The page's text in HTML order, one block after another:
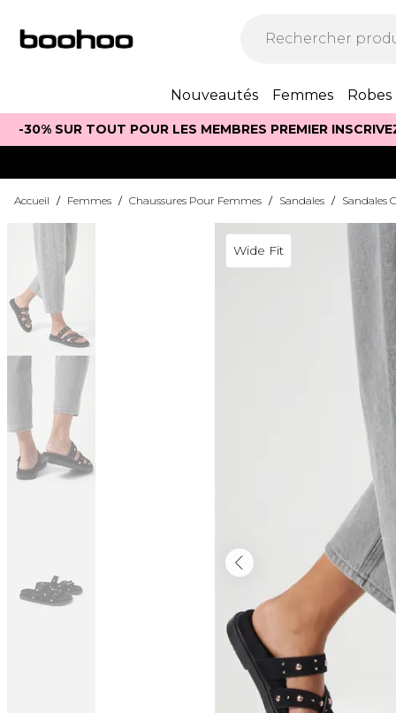
Nouveautés Femmes Robes
-30% SUR TOUT POUR LES MEMBRES PREMIER
Accueil / Femmes / Chaussures Pour Femmes / Sandales / Sandales
Wide Fit